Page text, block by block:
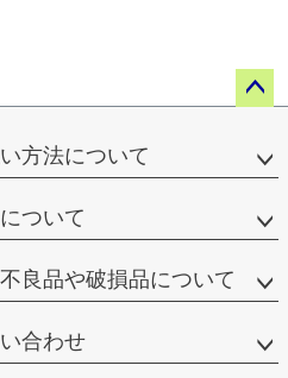
ップ
方法について
ついて
良品や破損品について
合わせ